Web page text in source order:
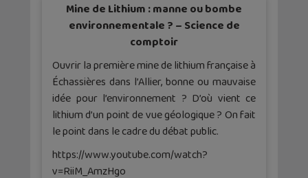
Mine de Lithium : manne ou bombe
environnementale ? – Science de
comptoir
Ouvrir la première mine de lithium française à
Échassières dans l’Allier, bonne ou mauvaise
idée pour l’environnement ? D’où vient ce
lithium d’un point de vue géologique ? On fait
le point dans le cadre du débat public.
https://www.youtube.com/watch?
v=RiiM_AmzHgo